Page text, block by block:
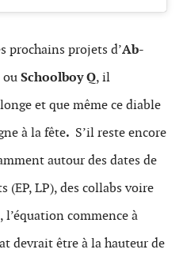
prochains projets d’Ab-
ouSchoolboy Q, il
et que mêmece diable
à la fête. S’il reste encore
autour des dates de
(EP, LP), des collabs voire
commence à
devrait être à la hauteur de